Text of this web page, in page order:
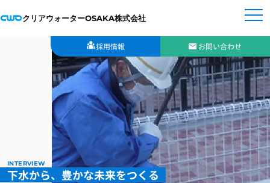
クリアウォーターOSAKA株式会社
採用情報 お問い合わせ
INTERVIEW
下水から、豊かな未来をつくる